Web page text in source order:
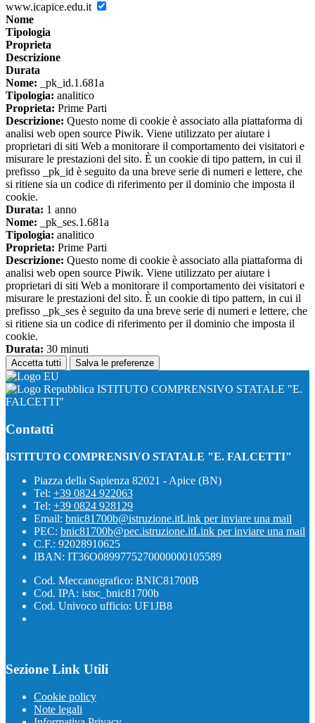
www.icapice.edu.it
Nome
Tipologia
Proprieta
Descrizione
Durata
Nome: _pk_id.1.681a
Tipologia: analitico
Proprieta: Prime Parti
Descrizione: Questo nome di cookie è associato alla piattaforma di
analisi web open source Piwik. Viene utilizzato per aiutare i
proprietari di siti Web a monitorare il comportamento dei visitatori e
misurare le prestazioni del sito. È un cookie di tipo pattern, in cui il
prefisso _pk_id è seguito da una breve serie di numeri e lettere, che
si ritiene sia un codice di riferimento per il dominio che imposta il
cookie.
Durata: 1 anno
Nome: _pk_ses.1.681a
Tipologia: analitico
Proprieta: Prime Parti
Descrizione: Questo nome di cookie è associato alla piattaforma di
analisi web open source Piwik. Viene utilizzato per aiutare i
proprietari di siti Web a monitorare il comportamento dei visitatori e
misurare le prestazioni del sito. È un cookie di tipo pattern, in cui il
prefisso _pk_ses è seguito da una breve serie di numeri e lettere, che
si ritiene sia un codice di riferimento per il dominio che imposta il
cookie.
Durata: 30 minuti
Accetta tutti Salva le preferenze
ISTITUTO COMPRENSIVO STATALE "E.
FALCETTI"
Contatti
ISTITUTO COMPRENSIVO STATALE "E. FALCETTI"
Piazza della Sapienza 82021 - Apice (BN)
Tel: +39 0824 922063
Tel: +39 0824 928129
Email: bnic81700b@istruzione.itLink per inviare una mail
PEC: bnic81700b@pec.istruzione.itLink per inviare una mail
C.F.: 92028910625
IBAN: IT36O0899775270000000105589
Cod. Meccanografico: BNIC81700B
Cod. IPA: istsc_bnic81700b
Cod. Univoco ufficio: UF1JB8
Sezione Link Utili
Cookie policy
Note legali